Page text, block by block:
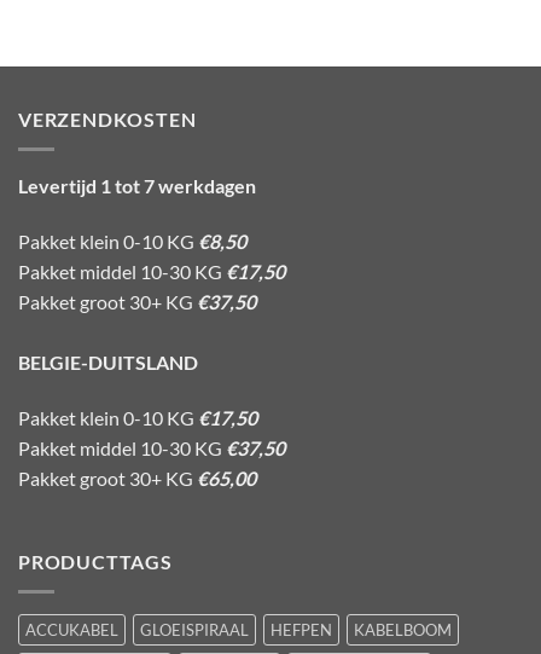
VERZENDKOSTEN
Levertijd 1 tot 7 werkdagen
Pakket klein 0-10 KG €8,50
Pakket middel 10-30 KG €17,50
Pakket groot 30+ KG €37,50
BELGIE-DUITSLAND
Pakket klein 0-10 KG €17,50
Pakket middel 10-30 KG €37,50
Pakket groot 30+ KG €65,00
PRODUCTTAGS
ACCUKABEL GLOEISPIRAAL HEFPEN
KABELBOOM